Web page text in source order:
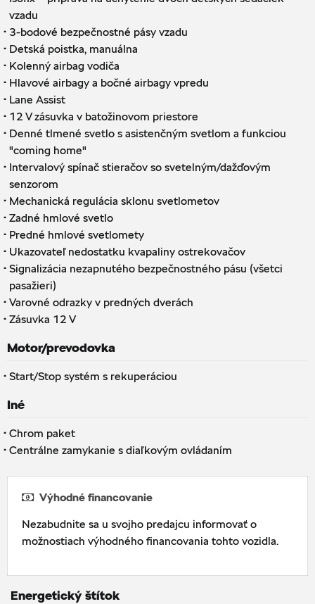
vzadu
· 3-bodové bezpečnostné pásy vzadu
· Detská poistka, manuálna
· Kolenný airbag vodiča
· Hlavové airbagy a bočné airbagy vpredu
· Lane Assist
· 12 V zásuvka v batožinovom priestore
· Denné tlmené svetlo s asistenčným svetlom a funkciou
"coming home"
· Intervalový spínač stieračov so svetelným/dažďovým
senzorom
· Mechanická regulácia sklonu svetlometov
· Zadné hmlové svetlo
· Predné hmlové svetlomety
· Ukazovateľ nedostatku kvapaliny ostrekovačov
· Signalizácia nezapnutého bezpečnostného pásu (všetci
pasažieri)
· Varovné odrazky v predných dverách
· Zásuvka 12 V
Motor/prevodovka
· Start/Stop systém s rekuperáciou
Iné
· Chrom paket
· Centrálne zamykanie s diaľkovým ovládaním
Výhodné financovanie
Nezabudnite sa u svojho predajcu informovať o
možnostiach výhodného financovania tohto vozidla.
Energetický štítok